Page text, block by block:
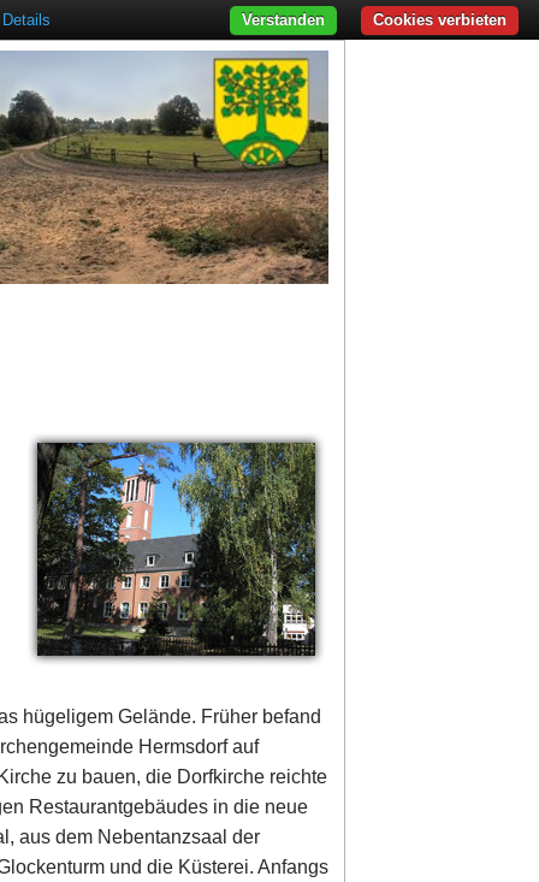
hügeligem Gelände. Früher befand
Hermsdorf auf
zu bauen, die Dorfkirche reichte
Restaurantgebäudes in die neue
aus dem Nebentanzsaal der
und die Küsterei. Anfangs
Details Cookies verbieten
Verstanden